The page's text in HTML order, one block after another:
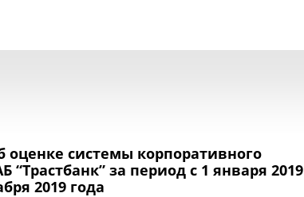
оценке системы корпоративного
“Трастбанк” за период с 1 января 2019
2019 года